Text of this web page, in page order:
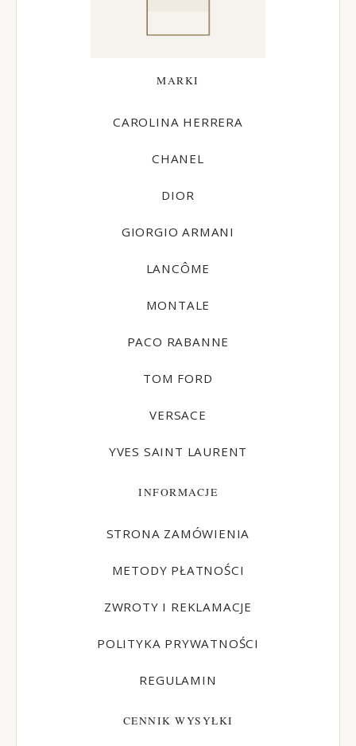
MARKI
CAROLINA HERRERA
CHANEL
DIOR
GIORGIO ARMANI
LANCÔME
MONTALE
PACO RABANNE
TOM FORD
VERSACE
YVES SAINT LAURENT
INFORMACJE
STRONA ZAMÓWIENIA
METODY PŁATNOŚCI
ZWROTY I REKLAMACJE
POLITYKA PRYWATNOŚCI
REGULAMIN
CENNIK WYSYŁKI